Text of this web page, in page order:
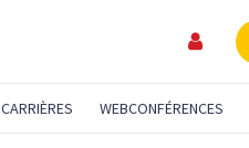
CARRIÈRES WEBCONFÉRENCES